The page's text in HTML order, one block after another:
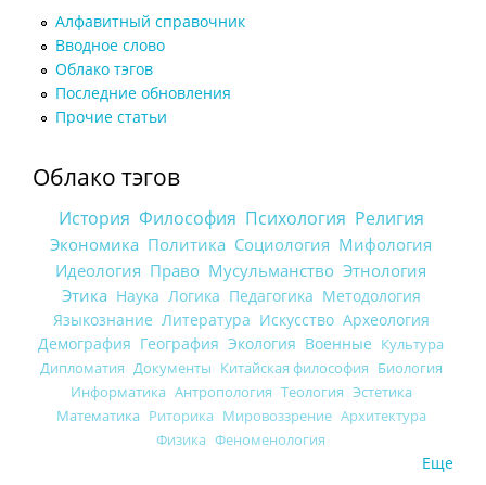
Алфавитный справочник
Вводное слово
Облако тэгов
Последние обновления
Прочие статьи
Облако тэгов
История Философия Психология Религия
Экономика Политика Социология Мифология
Идеология Право Мусульманство Этнология
Этика Наука Логика Педагогика Методология
Языкознание Литература Искусство Археология
Демография География Экология Военные Культура
Дипломатия Документы Китайская философия Биология
Информатика Антропология Теология Эстетика
Математика Риторика Мировоззрение Архитектура
Физика Феноменология
Еще